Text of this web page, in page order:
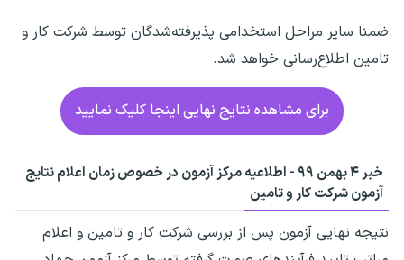
ضمنا سایر مراحل استخدامی پذیرفته‌شدگان توسط شرکت کار و
تامین اطلاع‌رسانی خواهد شد.
برای مشاهده نتایج نهایی اینجا کلیک نمایید
خبر ۴ بهمن ۹۹ - اطلاعیه مرکز آزمون در خصوص زمان اعلام نتایج
آزمون شرکت کار و تامین
نتیجه نهایی آزمون پس از بررسی شرکت کار و تامین و اعلام